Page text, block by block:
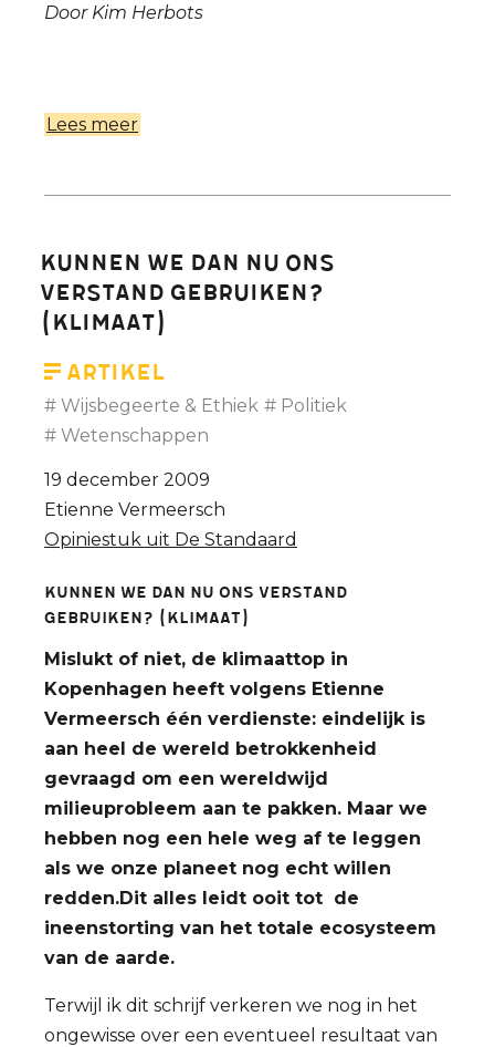
Door Kim Herbots
Lees meer
werd
Kunnen we dan nu ons
verstand gebruiken?
(klimaat)
Artikel
Wijsbegeerte & Ethiek
Politiek
Wetenschappen
19 december 2009
Etienne Vermeersch
Opiniestuk uit De Standaard
Kunnen we dan nu ons verstand
gebruiken? (klimaat)
Mislukt of niet, de klimaattop in
Kopenhagen heeft volgens Etienne
Vermeersch één verdienste: eindelijk is
aan heel de wereld betrokkenheid
gevraagd om een wereldwijd
milieuprobleem aan te pakken. Maar we
hebben nog een hele weg af te leggen
als we onze planeet nog echt willen
redden.Dit alles leidt ooit tot de
ineenstorting van het totale ecosysteem
van de aarde.
Terwijl ik dit schrijf verkeren we nog in het
ongewisse over een eventueel resultaat van